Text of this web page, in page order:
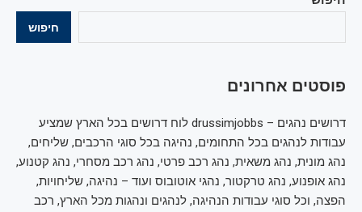
חיפוש
פוסטים אחרונים
דרושים נהגים – drussimjobbs לוח דרושים בכל הארץ שמציע
עבודות לנהגים בכל התחומים, נהיגה בכל סוגי הרכבים, שליחים,
נהג מונית, נהג משאית, נהג רכב פרטי, נהג רכב מסחרי, נהג קטנוע,
נהג אופנוע, נהג טרקטור, נהגי אוטובוס ועוד – נהיגה, שליחויות,
הפצה, וכל סוגי עבודות הנהיגה, לנהגים ונהגות מכל הארץ, רכב